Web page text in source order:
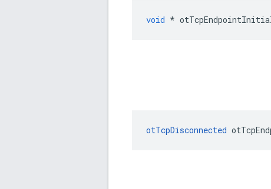
void *
otTcpDisconnected